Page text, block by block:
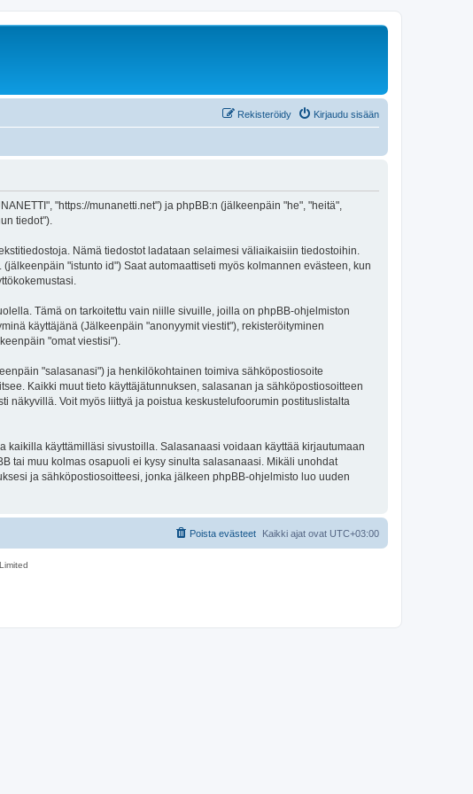
Kirjaudu sisään
Rekisteröidy
"https://munanetti.net") ja phpBB:n (jälkeenpäin "he", "heitä",
tiedot").
Nämä tiedostot ladataan selaimesi väliaikaisiin tiedostoihin.
"istunto id") Saat automaattiseti myös kolmannen evästeen, kun
Tämä on tarkoitettu vain niille sivuille, joilla on phpBB-ohjelmiston
käyttäjänä (Jälkeenpäin "anonyymit viestit"), rekisteröityminen
"omat viestisi").
"salasanasi") ja henkilökohtainen toimiva sähköpostiosoite
Kaikki muut tieto käyttäjätunnuksen, salasanan ja sähköpostiosoitteen
näkyvillä. Voit myös liittyä ja poistua keskustelufoorumin postituslistalta
käyttämilläsi sivustoilla. Salasanaasi voidaan käyttää kirjautumaan
tai muu kolmas osapuoli ei kysy sinulta salasanaasi. Mikäli unohdat
ja sähköpostiosoitteesi, jonka jälkeen phpBB-ohjelmisto luo uuden
Kaikki ajat ovat UTC+03:00
Poista evästeet